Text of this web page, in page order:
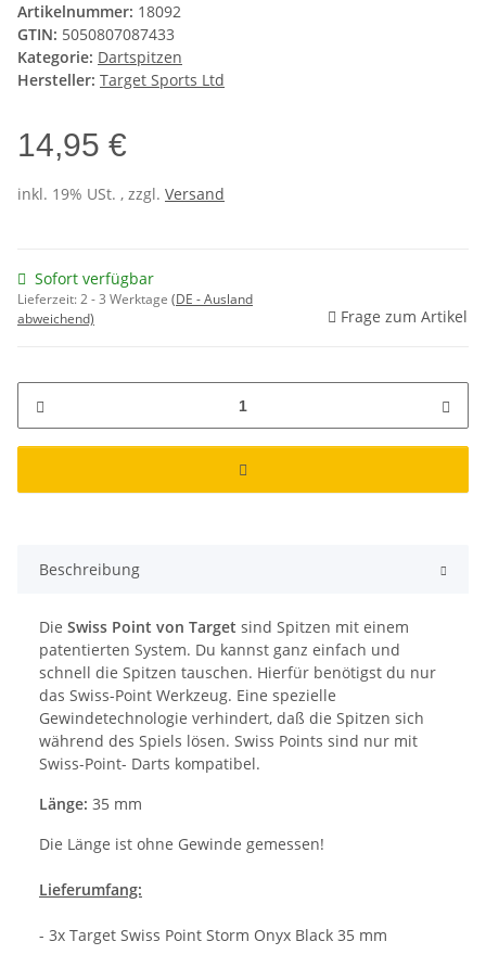
Artikelnummer: 18092
GTIN: 5050807087433
Kategorie: Dartspitzen
Hersteller: Target Sports Ltd
14,95 €
inkl. 19% USt. , zzgl. Versand
Sofort verfügbar
Lieferzeit:2 - 3 Werktage (DE - Ausland
abweichend)
Frage zum Artikel
Beschreibung
Die Swiss Point von Target sind Spitzen mit einem
patentierten System. Du kannst ganz einfach und
schnell die Spitzen tauschen. Hierfür benötigst du nur
das Swiss-Point Werkzeug. Eine spezielle
Gewindetechnologie verhindert, daß die Spitzen sich
während des Spiels lösen. Swiss Points sind nur mit
Swiss-Point- Darts kompatibel.
Länge: 35 mm
Die Länge ist ohne Gewinde gemessen!
Lieferumfang:
- 3x Target Swiss Point Storm Onyx Black 35 mm